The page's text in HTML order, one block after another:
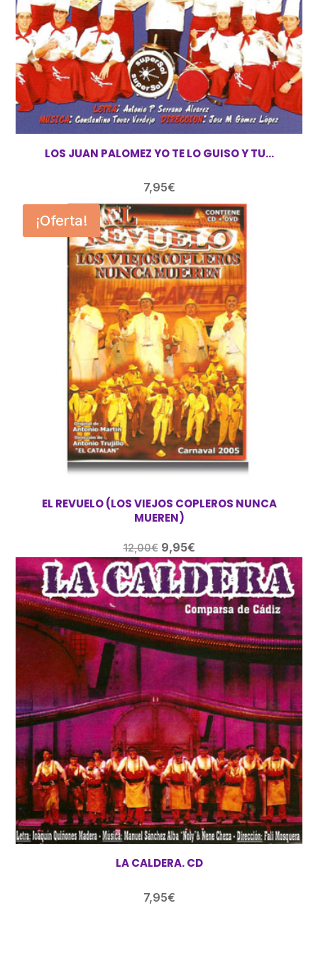
LOS JUAN PALOMEZ YO TE LO GUISO Y TU…
7,95€
¡Oferta!
EL REVUELO (LOS VIEJOS COPLEROS NUNCA
MUEREN)
12,00€ El
precio
original
era:
12,00€.
9,95€El
precio
actual
es:
9,95€.
LA CALDERA. CD
7,95€